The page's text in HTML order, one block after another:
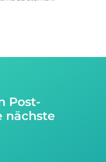
Post-
nächste